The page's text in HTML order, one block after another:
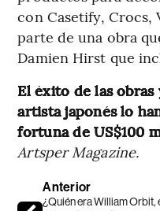
con Casetify, Crocs,
parte de una obra
Damien Hirst que
El éxito de las
artista japonés lo
fortuna de US$100
Artsper Magazine.
Anterior
¿Quién era William Orbit,